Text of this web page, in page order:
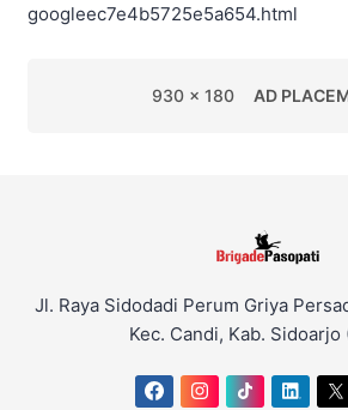
googleec7e4b5725e5a654.html
930 x 180 AD
Jl. Raya Sidodadi Perum Griya
Kec. Candi, Kab. Sidoarjo